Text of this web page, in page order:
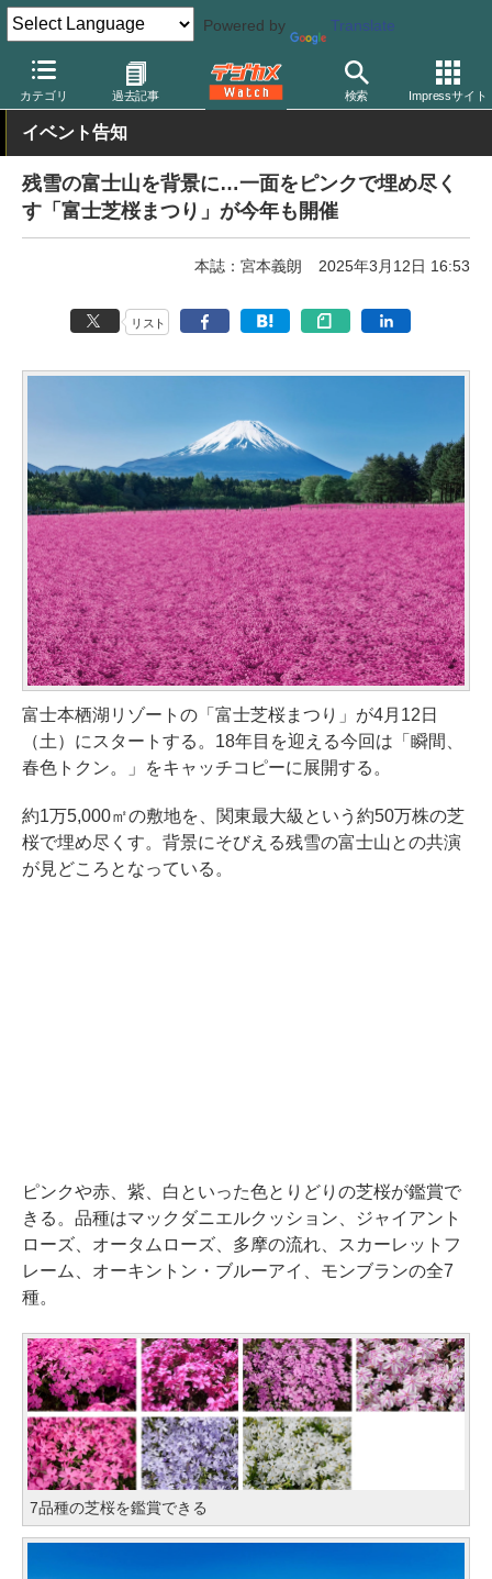
Powered by Translate
カテゴリ 過去記事 検索 Impressサイト
デジカメ Watch 撮影情報 花
イベント告知
残雪の富士山を背景に…一面をピンクで埋め尽く
す「富士芝桜まつり」が今年も開催
本誌：宮本義朗 2025年3月12日 16:53
リスト
富士本栖湖リゾートの「富士芝桜まつり」が4月12日
（土）にスタートする。18年目を迎える今回は「瞬間、
春色トクン。」をキャッチコピーに展開する。
約1万5,000㎡の敷地を、関東最大級という約50万株の芝
桜で埋め尽くす。背景にそびえる残雪の富士山との共演
が見どころとなっている。
ピンクや赤、紫、白といった色とりどりの芝桜が鑑賞で
きる。品種はマックダニエルクッション、ジャイアント
ローズ、オータムローズ、多摩の流れ、スカーレットフ
レーム、オーキントン・ブルーアイ、モンブランの全7
種。
7品種の芝桜を鑑賞できる